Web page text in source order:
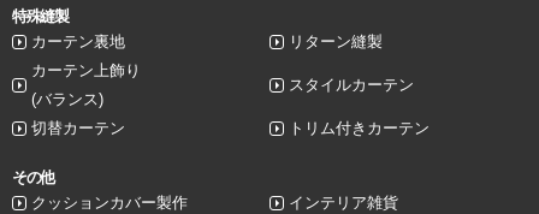
特殊縫製
カーテン裏地
リターン縫製
カーテン上飾り
(バランス)
スタイルカーテン
切替カーテン トリム付きカーテン
その他
クッションカバー製作
インテリア雑貨